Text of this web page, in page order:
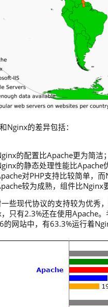
Nginx的差异包括：
的配置比Apache更为简洁；
的静态处理性能比Apache
对PHP支持比较简单，而
较为成熟，组件比Nginx
些现代协议的支持较为优秀
只有2.3%还在使用Apache
的网站中，有63.3%运行着